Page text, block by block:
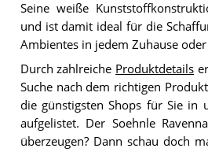
Seine weiße
und ist damit ideal für die
Ambientes in jedem Zuhause
Durch zahlreiche Produktdetails
Suche nach dem richtigen
die günstigsten Shops für Sie in
aufgelistet. Der Soehnle
überzeugen? Dann schau doch